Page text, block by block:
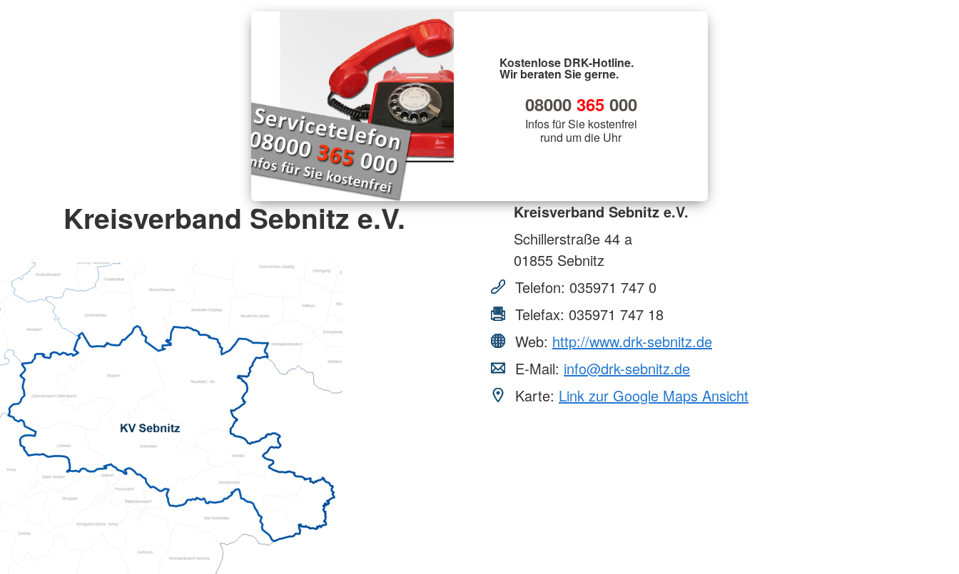
Kostenlose DRK-Hotline.
Wir beraten Sie gerne.
08000 365000
Infos für Sie kostenfrei
rund um die Uhr
Kreisverband Sebnitz e.V.
Kreisverband Sebnitz e.V.
Schillerstraße 44 a
01855 Sebnitz
Telefon: 035971 747 0
Telefax: 035971 747 18
Web: http://www.drk-sebnitz.de
E-Mail: info@drk-sebnitz.de
Karte: Link zur Google Maps Ansicht